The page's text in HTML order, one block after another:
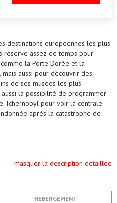
destinations européennes les plus
réserve assez de temps pour
la Porte Dorée et la
aussi pour découvrir des
de ses musées les plus
aussi la possibilité de programmer
Tchernobyl pour voir la centrale
après la catastrophe de
masquer la description détaillée
HÉBERGEMENT